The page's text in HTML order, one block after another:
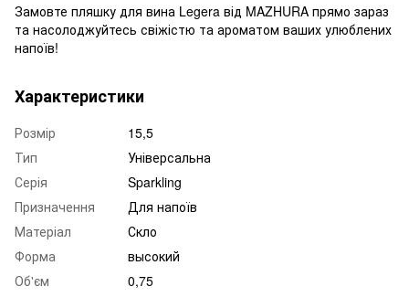
Замовте пляшку для вина Legera від MAZHURA прямо зараз
та насолоджуйтесь свіжістю та ароматом ваших улюблених
напоїв!
Характеристики
Розмір
15,5
Тип
Універсальна
Серія
Sparkling
Призначення
Для напоїв
Матеріал
Скло
Форма
высокий
Об'єм
0,75